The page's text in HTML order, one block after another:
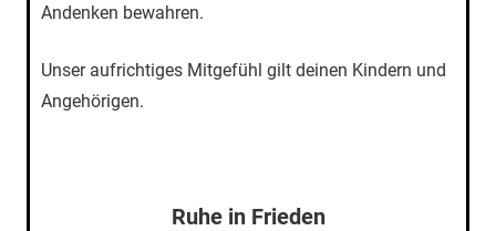
Andenken bewahren.
Unser aufrichtiges Mitgefühl gilt deinen Kindern und
Angehörigen.
Ruhe in Frieden